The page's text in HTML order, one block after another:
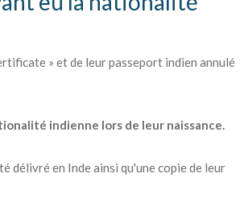
» et de leur passeport indien annulé
indienne lors de leur naissance.
délivré en Inde ainsi qu'une copie de leur